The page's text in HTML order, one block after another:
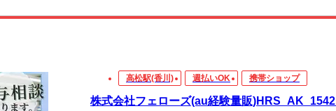
高松駅(香川) 週払いOK 携帯ショップ
株式会社フェローズ(au経験量販